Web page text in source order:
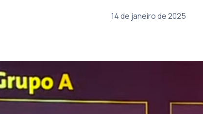
14 de janeiro de 2025